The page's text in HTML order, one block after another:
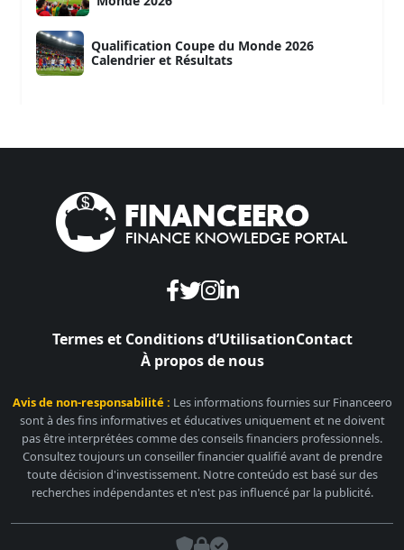
Qualification Coupe du Monde 2026
Calendrier et Résultats
Termes et Conditions d’UtilisationContact
À propos de nous
Avis de non-responsabilité : Les informations fournies sur Financeero
sont à des fins informatives et éducatives uniquement et ne doivent
pas être interprétées comme des conseils financiers professionnels.
Consultez toujours un conseiller financier qualifié avant de prendre
toute décision d'investissement. Notre conteúdo est basé sur des
recherches indépendantes et n'est pas influencé par la publicité.